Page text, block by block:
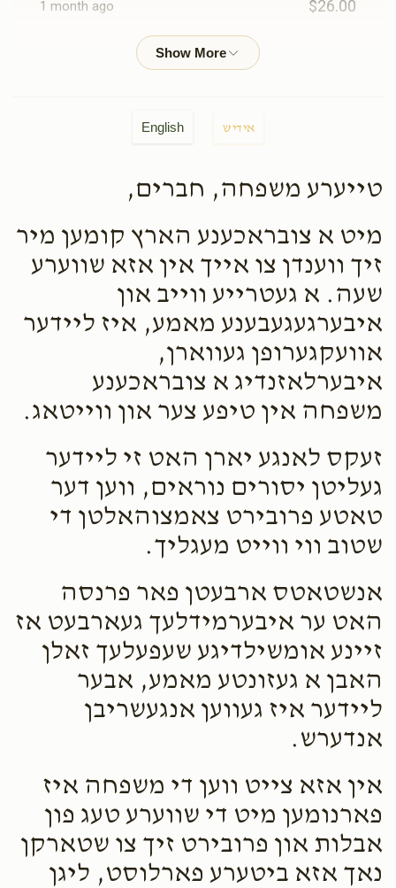
1 month ago $26.00
Mordche Hersh Brach
AnonymousMordche Hersh Brach
2 months ago $200.00
Yanky Leizer Mordche Hersh Brach
$5.00
English אידיש
טייערע משפחה, חברים,
מיט א צובראכענע הארץ קומען מיר
זיך ווענדן צו אייך אין אזא שווערע
שעה. א געטרייע ווייב און
איבערגעגעבענע מאמע, איז ליידער
אוועקגערופן געווארן,
איבערלאזנדיג א צובראכענע
משפחה אין טיפע צער און ווייטאג.
זעקס לאנגע יארן האט זי ליידער
געליטן יסורים נוראים, ווען דער
טאטע פרובירט צאמצוהאלטן די
שטוב ווי ווייט מעגליך.
אנשטאטס ארבעטן פאר פרנסה
האט ער איבערמידלעך געארבעט אז
זיינע אומשילדיגע שעפעלעך זאלן
האבן א געזונטע מאמע, אבער
ליידער איז געווען אנגעשריבן
אנדערש.
אין אזא צייט ווען די משפחה איז
פארנומען מיט די שווערע טעג פון
אבלות און פרובירט זיך צו שטארקן
נאך אזא ביטערע פארלוסט, ליגן